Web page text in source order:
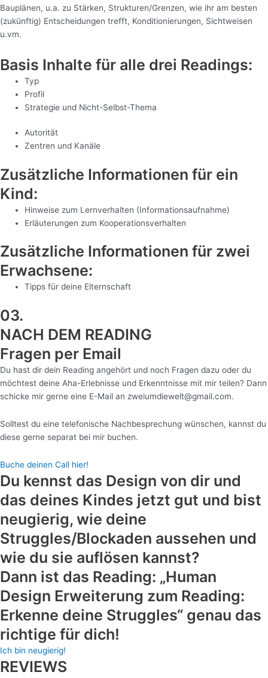
Bauplänen, u.a. zu Stärken, Strukturen/Grenzen, wie ihr am besten
(zukünftig) Entscheidungen trefft, Konditionierungen, Sichtweisen
u.vm.
Basis Inhalte für alle drei Readings:
Typ
Profil
Strategie und Nicht-Selbst-Thema
Autorität
Zentren und Kanäle
Zusätzliche Informationen für ein
Kind:
Hinweise zum Lernverhalten (Informationsaufnahme)
Erläuterungen zum Kooperationsverhalten
Zusätzliche Informationen für zwei
Erwachsene:
Tipps für deine Elternschaft
03.
NACH DEM READING
Fragen per Email
Du hast dir dein Reading angehört und noch Fragen dazu oder du
möchtest deine Aha-Erlebnisse und Erkenntnisse mit mir teilen? Dann
schicke mir gerne eine E-Mail an zweiumdiewelt@gmail.com.
Solltest du eine telefonische Nachbesprechung wünschen, kannst du
diese gerne separat bei mir buchen.
Buche deinen Call hier!
Du kennst das Design von dir und
das deines Kindes jetzt gut und bist
neugierig, wie deine
Struggles/Blockaden aussehen und
wie du sie auflösen kannst?
Dann ist das Reading: „Human
Design Erweiterung zum Reading:
Erkenne deine Struggles“ genau das
richtige für dich!
Ich bin neugierig!
REVIEWS